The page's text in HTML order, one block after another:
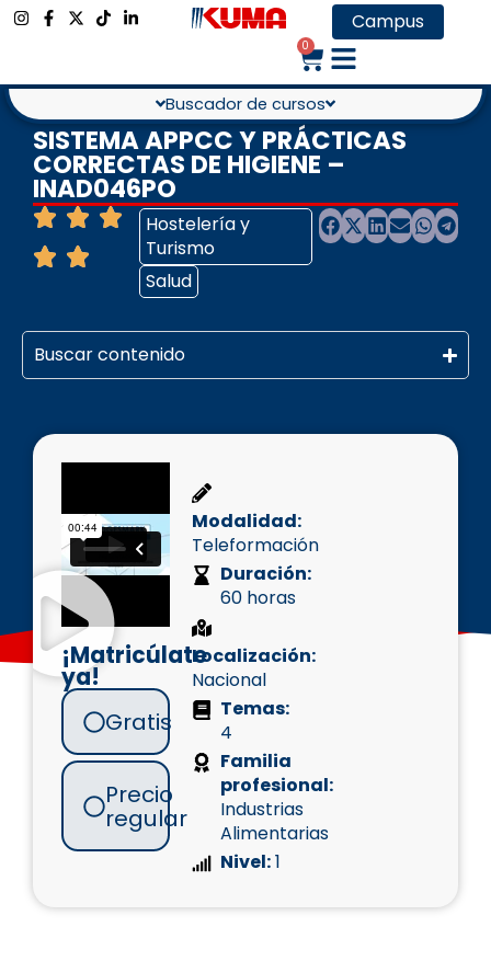
Campus
0
Buscador de cursos
SISTEMA APPCC Y PRÁCTICAS
CORRECTAS DE HIGIENE –
INAD046PO
Hostelería y
Turismo
Salud
Buscar contenido
¡Matricúlate
ya!
Gratis
Precio
regular
Modalidad:
Teleformación
Duración:
60 horas
Localización:
Nacional
Temas:
4
Familia
profesional:
Industrias
Alimentarias
Nivel:1